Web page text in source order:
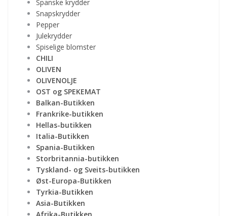
Spanske krydder
Snapskrydder
Pepper
Julekrydder
Spiselige blomster
CHILI
OLIVEN
OLIVENOLJE
OST og SPEKEMAT
Balkan-Butikken
Frankrike-butikken
Hellas-butikken
Italia-Butikken
Spania-Butikken
Storbritannia-butikken
Tyskland- og Sveits-butikken
Øst-Europa-Butikken
Tyrkia-Butikken
Asia-Butikken